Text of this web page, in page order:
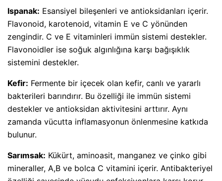
Ispanak: Esansiyel bileşenleri ve antioksidanları içerir.
Flavonoid, karotenoid, vitamin E ve C yönünden
zengindir. C ve E vitaminleri immün sistemi destekler.
Flavonoidler ise soğuk algınlığına karşı bağışıklık
sistemini destekler.
Kefir: Fermente bir içecek olan kefir, canlı ve yararlı
bakterileri barındırır. Bu özelliği ile immün sistemi
destekler ve antioksidan aktivitesini arttırır. Aynı
zamanda vücutta inflamasyonun önlenmesine katkıda
bulunur.
Sarımsak: Kükürt, aminoasit, manganez ve çinko gibi
mineraller, A,B ve bolca C vitamini içerir. Antibakteriyel